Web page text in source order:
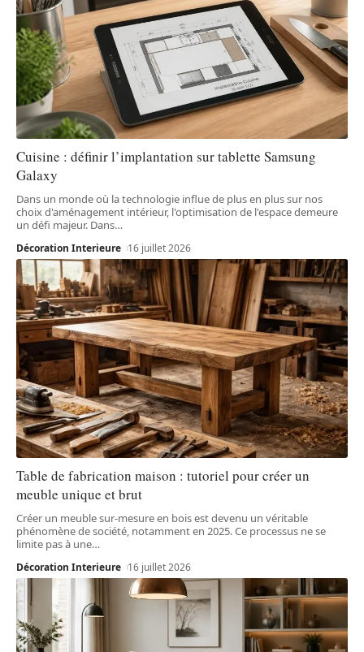
Cuisine : définir l’implantation sur tablette Samsung
Galaxy
Dans un monde où la technologie influe de plus en plus sur nos
choix d'aménagement intérieur, l'optimisation de l'espace demeure
un défi majeur. Dans…
Décoration Interieure 16 juillet 2026
Table de fabrication maison : tutoriel pour créer un
meuble unique et brut
Créer un meuble sur-mesure en bois est devenu un véritable
phénomène de société, notamment en 2025. Ce processus ne se
limite pas à une…
Décoration Interieure 16 juillet 2026